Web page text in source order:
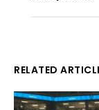
RELATED